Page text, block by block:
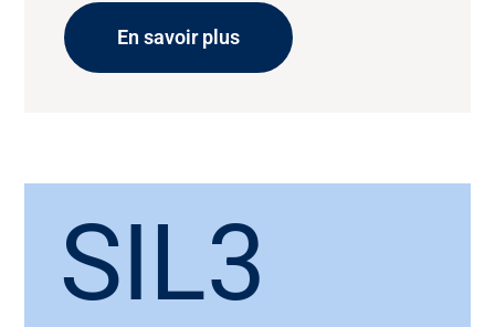
En savoir plus
SIL3